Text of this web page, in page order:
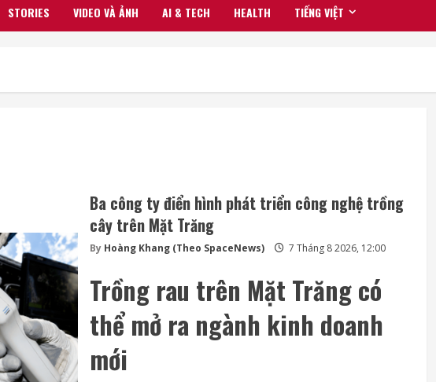
STORIES VIDEO VÀ ẢNH AI & TECH HEALTH TIẾNG VIỆT
Ba công ty điển hình phát triển công nghệ trồng
cây trên Mặt Trăng
ByHoàng Khang (Theo SpaceNews) 7 Tháng 8 2026, 12:00
Trồng rau trên Mặt Trăng có
thể mở ra ngành kinh doanh
mới